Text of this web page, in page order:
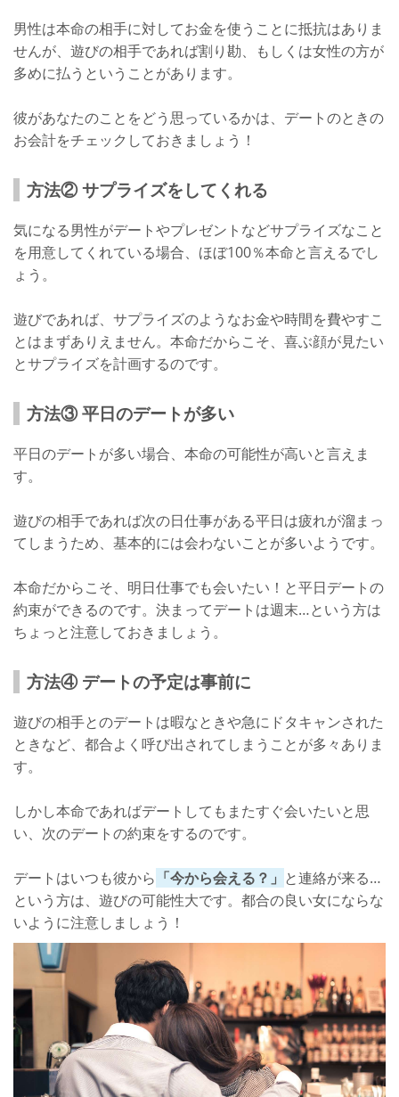
男性は本命の相手に対してお金を使うことに抵抗はありま
せんが、遊びの相手であれば割り勘、もしくは女性の方が
多めに払うということがあります。
彼があなたのことをどう思っているかは、デートのときの
お会計をチェックしておきましょう！
方法② サプライズをしてくれる
気になる男性がデートやプレゼントなどサプライズなこと
を用意してくれている場合、ほぼ100％本命と言えるでし
ょう。
遊びであれば、サプライズのようなお金や時間を費やすこ
とはまずありえません。本命だからこそ、喜ぶ顔が見たい
とサプライズを計画するのです。
方法③ 平日のデートが多い
平日のデートが多い場合、本命の可能性が高いと言えま
す。
遊びの相手であれば次の日仕事がある平日は疲れが溜まっ
てしまうため、基本的には会わないことが多いようです。
本命だからこそ、明日仕事でも会いたい！と平日デートの
約束ができるのです。決まってデートは週末…という方は
ちょっと注意しておきましょう。
方法④ デートの予定は事前に
遊びの相手とのデートは暇なときや急にドタキャンされた
ときなど、都合よく呼び出されてしまうことが多々ありま
す。
しかし本命であればデートしてもまたすぐ会いたいと思
い、次のデートの約束をするのです。
デートはいつも彼から 「今から会える？」 と連絡が来る…
という方は、遊びの可能性大です。都合の良い女にならな
いように注意しましょう！